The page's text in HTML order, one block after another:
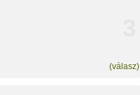
(válasz)